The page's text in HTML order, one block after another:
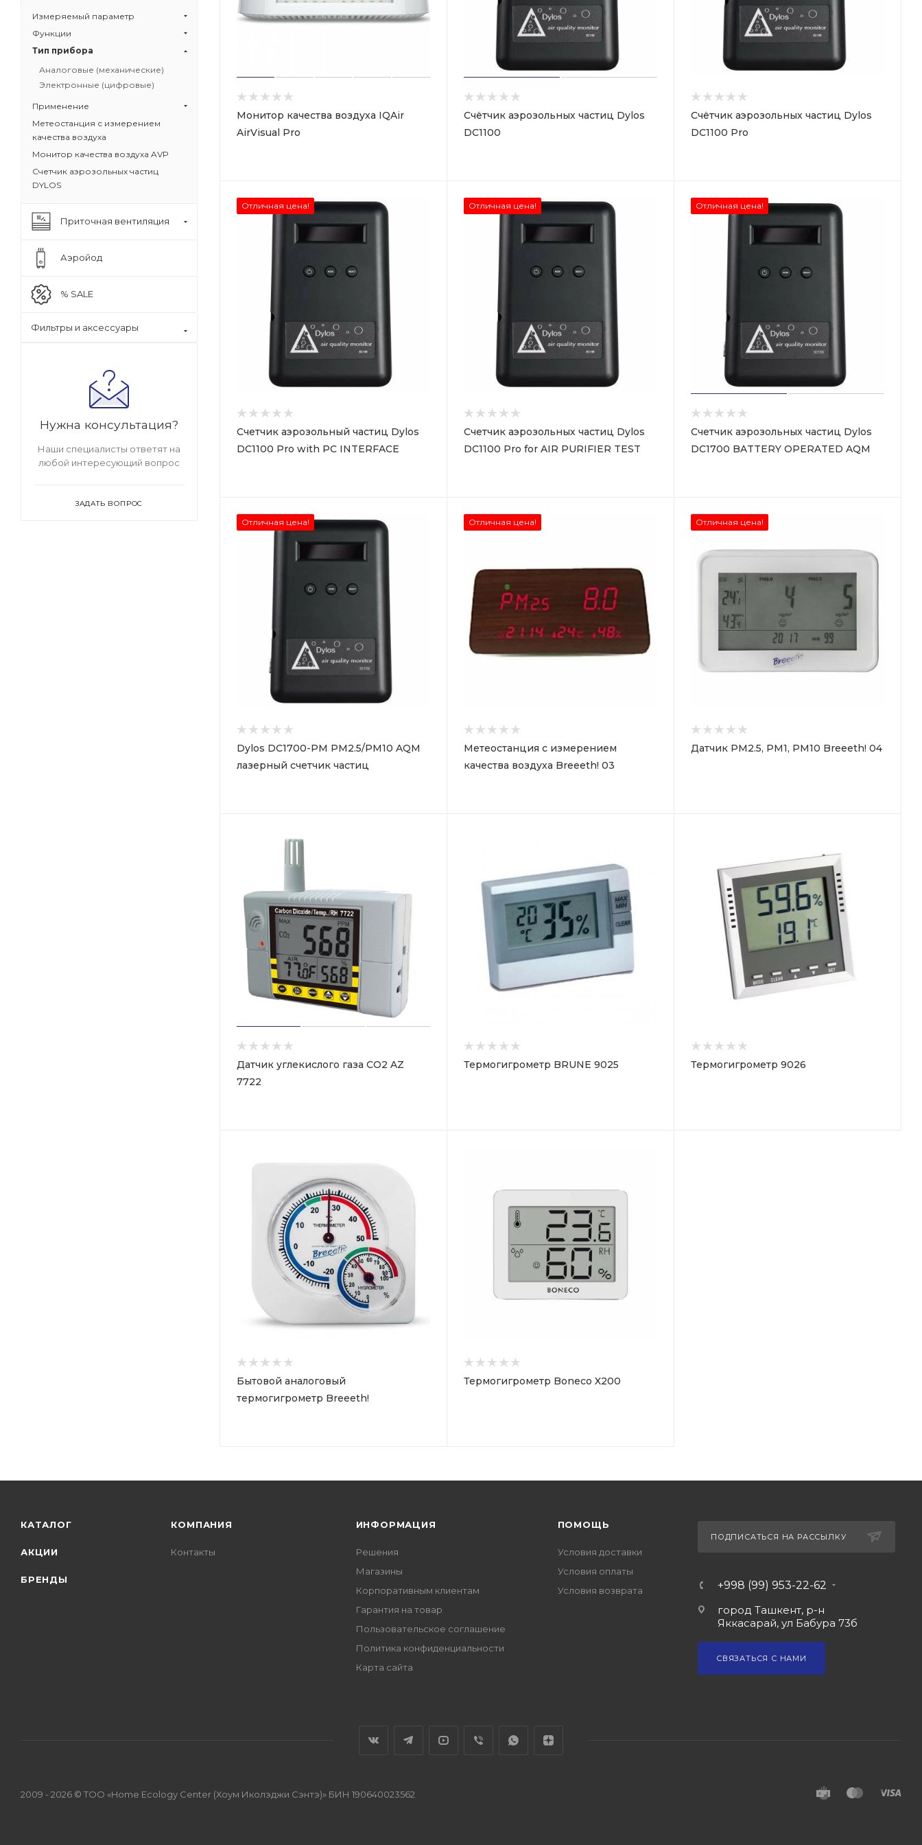
Монитор качества воздуха IQAir
AirVisual Pro
Счётчик аэрозольных частиц Dylos
DC1100
Счётчик аэрозольных частиц Dylos
DC1100 Pro
Отличная цена!
Счетчик аэрозольный частиц Dylos
DC1100 Pro with PC INTERFACE
Отличная цена!
Счетчик аэрозольных частиц Dylos
DC1100 Pro for AIR PURIFIER TEST
Отличная цена!
Счетчик аэрозольных частиц Dylos
DC1700 BATTERY OPERATED AQM
Отличная цена!
Dylos DC1700-PM PM2.5/PM10 AQM
лазерный счетчик частиц
Отличная цена!
Метеостанция с измерением
качества воздуха Breeeth! 03
Отличная цена!
Датчик PM2.5, PM1, PM10 Breeeth! 04
Датчик углекислого газа CO2 AZ
7722
Термогигрометр BRUNE 9025 Термогигрометр 9026
Бытовой аналоговый
термогигрометр Breeeth!
Термогигрометр Boneco X200
Измеряемый параметр
Функции
Тип прибора
Аналоговые (механические)
Электронные (цифровые)
Применение
Метеостанция с измерением
качества воздуха
Монитор качества воздуха AVP
Счетчик аэрозольных частиц
DYLOS
Приточная вентиляция
Аэройод
% SALE
Фильтры и аксессуары
Нужна консультация?
Наши специалисты ответят на
любой интересующий вопрос
ЗАДАТЬ ВОПРОС
КАТАЛОГ
АКЦИИ
БРЕНДЫ
КОМПАНИЯ
Контакты
ИНФОРМАЦИЯ
Решения
Магазины
Корпоративным клиентам
Гарантия на товар
Пользовательское соглашение
Политика конфиденциальности
Карта сайта
ПОМОЩЬ
Условия доставки
Условия оплаты
Условия возврата
ПОДПИСАТЬСЯ НА РАССЫЛКУ
+998 (99) 953-22-62
город Ташкент, р-н
Яккасарай, ул Бабура 73б
СВЯЗАТЬСЯ С НАМИ
2009 - 2026 © ТОО «Home Ecology Center (Хоум Иколэджи Сэнтэ)» БИН 190640023562